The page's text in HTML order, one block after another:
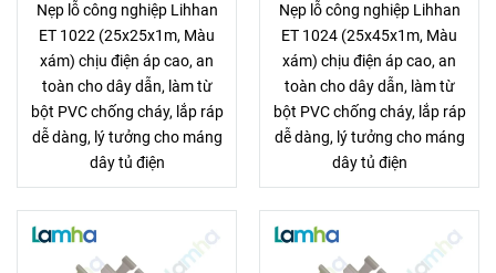
Nẹp lỗ công nghiệp Lihhan
ET 1022 (25x25x1m, Màu
xám) chịu điện áp cao, an
toàn cho dây dẫn, làm từ
bột PVC chống cháy, lắp ráp
dễ dàng, lý tưởng cho máng
dây tủ điện
Nẹp lỗ công nghiệp Lihhan
ET 1024 (25x45x1m, Màu
xám) chịu điện áp cao, an
toàn cho dây dẫn, làm từ
bột PVC chống cháy, lắp ráp
dễ dàng, lý tưởng cho máng
dây tủ điện